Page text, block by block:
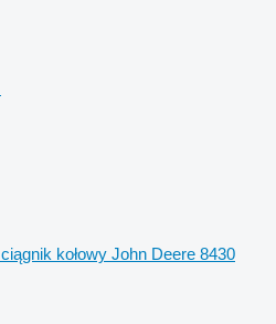
ciągnik kołowy John Deere 8430